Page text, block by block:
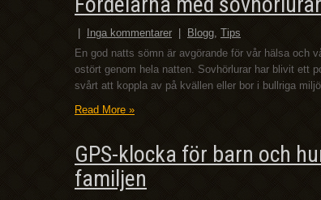
Inga kommentarer Blogg, Tips
En god natts sömn är avgörande för vår hälsa och
ostört genom hela natten. Sovhörlurar har blivit ett
svårt att koppla av på kvällen eller bor i bullriga
Read More »
GPS-klocka för barn och
familjen